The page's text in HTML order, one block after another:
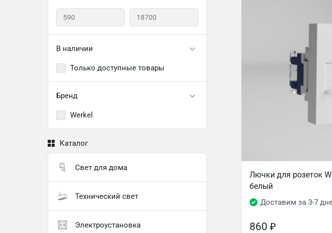
В наличии
Только доступные товары
Бренд
Werkel
Каталог
Свет для дома
Технический свет
Электроустановка
Лючки для розеток
белый
Доставим за 3-7
860 ₽